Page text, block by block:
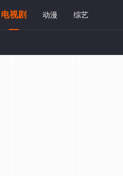
电视剧 动漫 综艺